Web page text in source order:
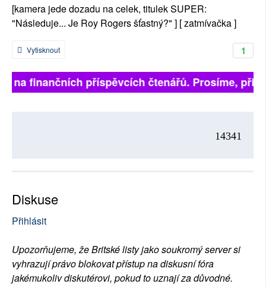
[kamera jede dozadu na celek, titulek SUPER:
"Následuje... Je Roy Rogers šťastný?" ] [ zatmívačka ]
1
Vytisknout
finančních příspěvcích čtenářů. Prosíme,
14341
Diskuse
Přihlásit
Upozorňujeme, že Britské listy jako soukromý server si
vyhrazují právo blokovat přístup na diskusní fóra
jakémukoliv diskutérovi, pokud to uznají za důvodné.